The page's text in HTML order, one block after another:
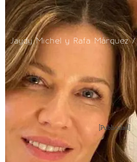
Jaydy Michel y Rafa Márquez
[Publicidad]